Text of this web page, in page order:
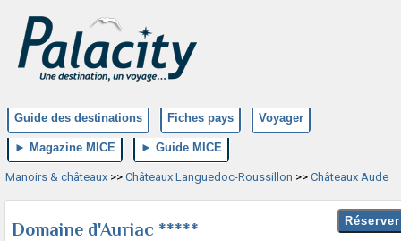
Guide des destinations Fiches pays Voyager
► Magazine MICE ► Guide MICE
Manoirs & châteaux >> Châteaux Languedoc-Roussillon >> Châteaux Aude
Domaine d'Auriac *****